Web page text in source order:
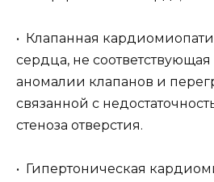
• Клапанная
сердца, не
аномалии клапанов и
связанной с
стеноза отверстия.
• Гипертоническая